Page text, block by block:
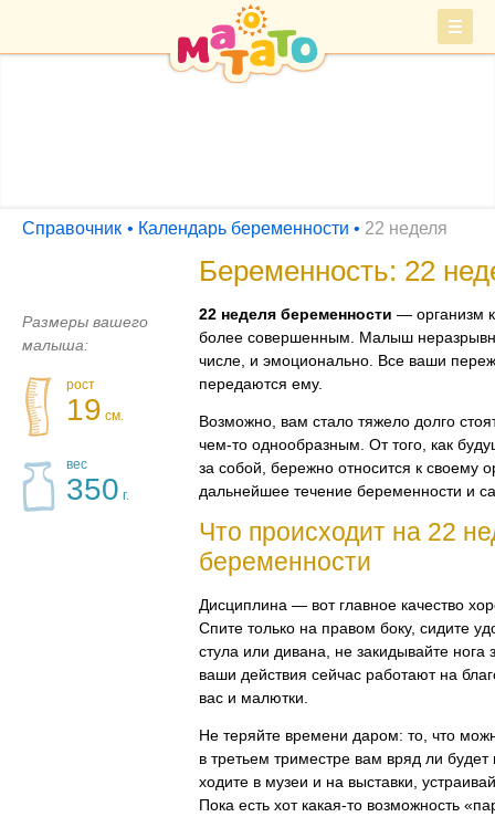
СПРАВОЧНИК
Справочник Календарь беременности 22 неделя
Размеры вашего
малыша:
рост
19 см.
вес
350 г.
Беременность: 22
22 неделя беременности — организм
более совершенным. Малыш
числе, и эмоционально. Все ваши
передаются ему.
Возможно, вам стало тяжело долго
чем-то однообразным. От того, как
за собой, бережно относится к своему
дальнейшее течение беременности и
Что происходит на 22
беременности
Дисциплина — вот главное качество
Спите только на правом боку, сидите
стула или дивана, не закидывайте нога
ваши действия сейчас работают на
вас и малютки.
Не теряйте времени даром: то, что
в третьем триместре вам вряд ли
ходите в музеи и на выставки,
Пока есть хот какая-то возможность